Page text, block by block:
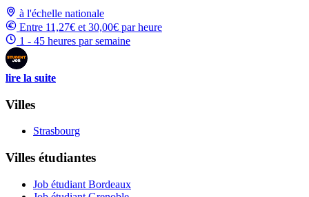
à l'échelle nationale
Entre 11,27€ et 30,00€ par heure
1 - 45 heures par semaine
lire la suite
Villes
Strasbourg
Villes étudiantes
Job étudiant Bordeaux